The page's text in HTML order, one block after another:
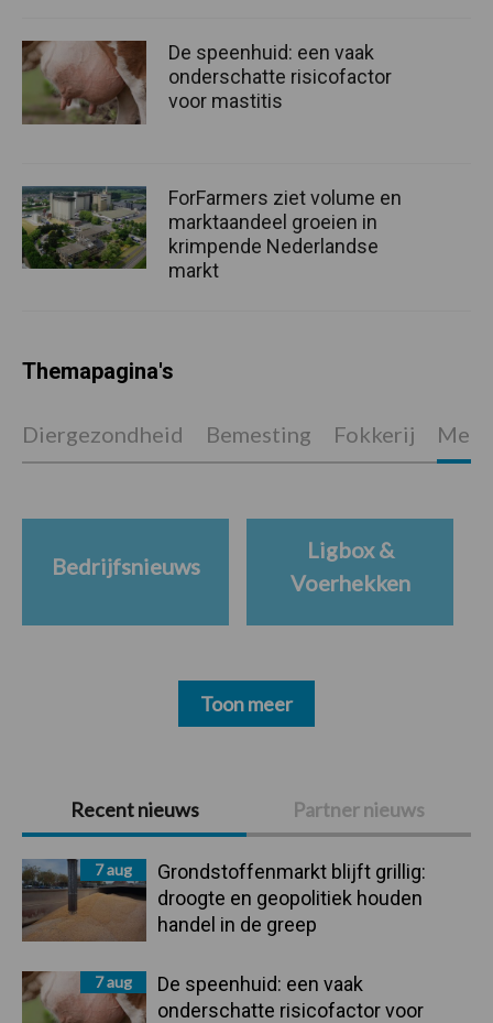
Primaire
Sidebar
Recent nieuws Partner nieuws
7 aug
Grondstoffenmarkt blijft grillig:
droogte en geopolitiek houden
handel in de greep
7 aug
De speenhuid: een vaak
onderschatte risicofactor voor
De speenhuid: een vaak
onderschatte risicofactor
voor mastitis
ForFarmers ziet volume en
marktaandeel groeien in
krimpende Nederlandse
markt
Themapagina's
Diergezondheid Bemesting Fokkerij
Bedrijfsnieuws
Ligbox &
Voerhekken
Toon meer